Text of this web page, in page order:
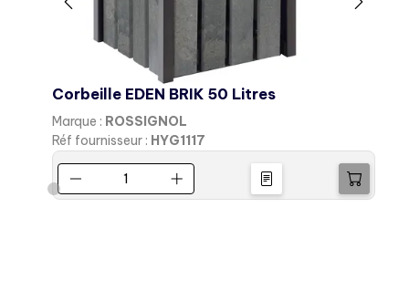
Corbeille EDEN BRIK 50 Litres
Marque : ROSSIGNOL
Réf fournisseur : HYG1117